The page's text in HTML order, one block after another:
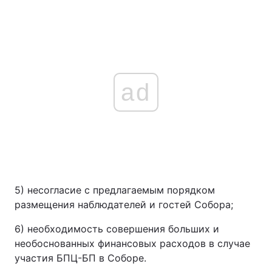
ad
5) несогласие с предлагаемым порядком
размещения наблюдателей и гостей Собора;
6) необходимость совершения больших и
необоснованных финансовых расходов в случае
участия БПЦ-БП в Соборе.